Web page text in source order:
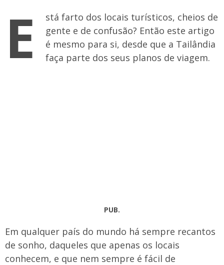
E
stá farto dos locais turísticos, cheios de
gente e de confusão? Então este artigo
é mesmo para si, desde que a Tailândia
faça parte dos seus planos de viagem.
PUB.
Em qualquer país do mundo há sempre recantos
de sonho, daqueles que apenas os locais
conhecem, e que nem sempre é fácil de